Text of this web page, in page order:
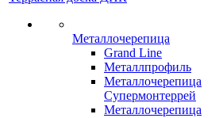
Металлочерепица
Grand Line
Металлпрофиль
Металлочерепица
Супермонтеррей
Металлочерепица